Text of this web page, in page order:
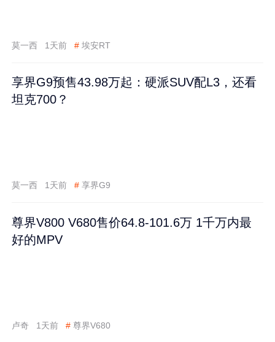
莫一西 1天前 # 埃安RT
享界G9预售43.98万起：硬派SUV配L3，还看
坦克700？
莫一西 1天前 # 享界G9
尊界V800 V680售价64.8-101.6万 1千万内最
好的MPV
卢奇 1天前 # 尊界V680